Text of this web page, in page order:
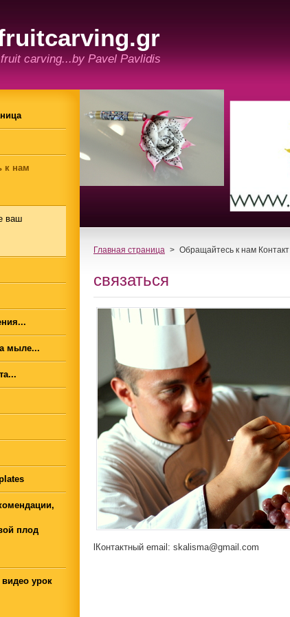
carving...by Pavel Pavlidis
Главная страница > Обращайтесь к нам Контакт
связаться
lКонтактный email: skalisma@gmail.com
к нам
ваш
мыле...
плод
урок